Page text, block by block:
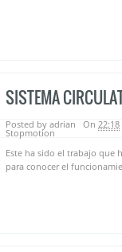
SISTEMA
Posted by adrian On 22:18
Stopmotion
Este ha sido el trabajo que
para conocer el